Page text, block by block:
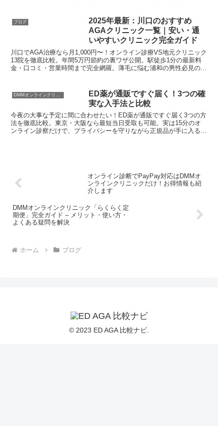
ブログ
2025年最新：川口のおすすめ
AGAクリニック一覧｜安い・通
いやすいクリニック完全ガイド
川口でAGA治療なら月1,000円〜！オンライン診療VS地元クリニック
13院を徹底比較。年間5万円節約の裏ワザ公開。駅徒歩1分の最新料
金・口コミ・営業時間まで完全網羅。薄毛に悩む浦和の男性必見の完
ED薬が通販ですぐ届く！3つの確
実な入手法と比較
今夜の大事な予定に間に合わせたい！ED薬が通販ですぐ届く3つの方
法を徹底比較。東京・大阪なら最短当日受取も可能。実は15分のオ
ンライン診察だけで、プライバシーを守りながら正規品が手に入るん
オンライン診断でPayPay対応はDMMオ
ンラインクリニックだけ！お得情報も紹
介します
DMMオンラインクリニック「らくらく定
期便」完全ガイド – メリット・使い方・
よくある疑問を解決
ホーム ブログ
© 2023 ED AGA 比較ナビ.